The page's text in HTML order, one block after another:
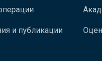
и публикации